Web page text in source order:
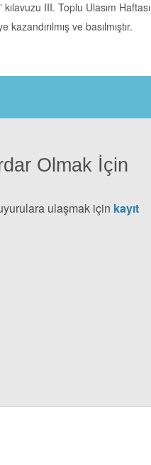
III. Toplu Ulasım Haftası
ve basılmıştır.
Olmak İçin
ulaşmak için kayıt